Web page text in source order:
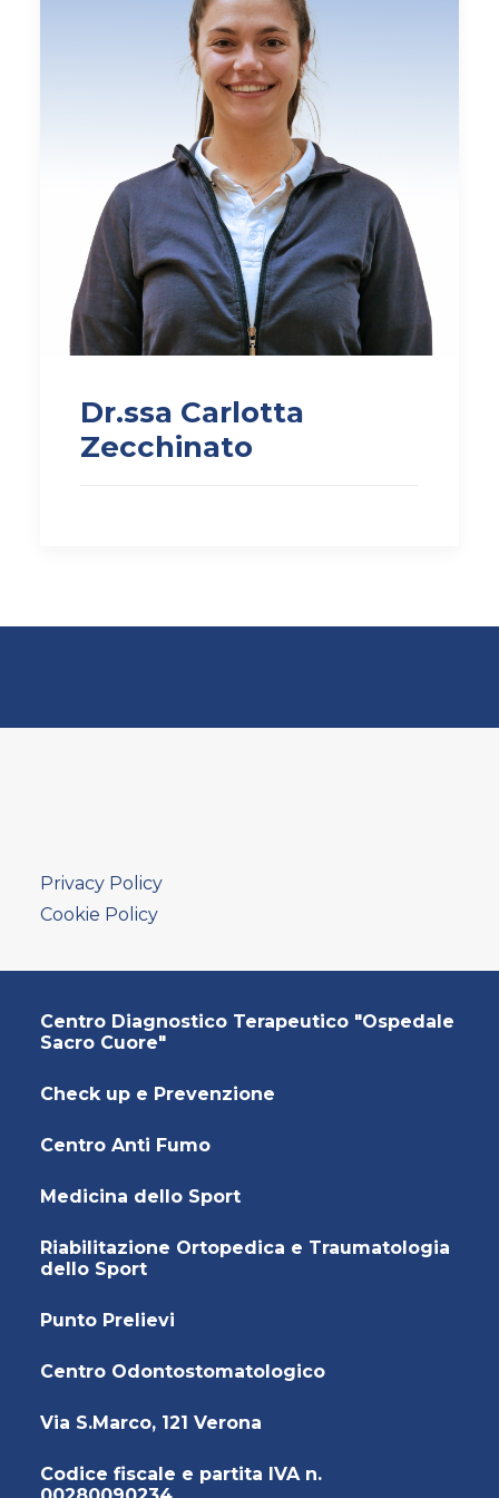
Dr.ssa Carlotta
Zecchinato
Privacy Policy
Cookie Policy
Centro Diagnostico Terapeutico "Ospedale
Sacro Cuore"
Check up e Prevenzione
Centro Anti Fumo
Medicina dello Sport
Riabilitazione Ortopedica e Traumatologia
dello Sport
Punto Prelievi
Centro Odontostomatologico
Via S.Marco, 121 Verona
Codice fiscale e partita IVA n.